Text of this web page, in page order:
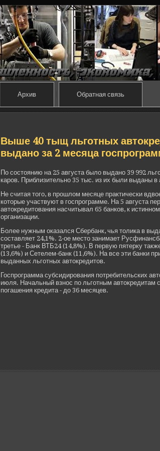
Архив Обратная связь
Выше 40 тыщ льготных
выдано за 2 месяца
По состоянию на 25 августа было выдано 39 992
каров. Приблизительно 35 тыс. из их были выданы в
Не считая того, в прошлом месяце практически
которые участвуют в госпрограмме. На 5 августа
автокредитования насчитывал 65 банков, к
организации.
Более нужным оказался Сбербанк, чья толика в
составляет 24,1%. 2-ое место занимает
третье - Банк ВТБ24 (14,8%). В первую пятерку
(13,6%) и Сетелем-банк (11,6%). На все эти банки
выданных льготных автокредитов.
Госпрограмма субсидирования потреби­тельских
июля. Начальный взнос по льготным автокредитам
погашения кредита - до 36 месяцев.